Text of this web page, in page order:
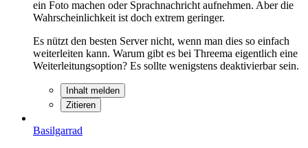
ein Foto machen oder Sprachnachricht aufnehmen. Aber die
Wahrscheinlichkeit ist doch extrem geringer.
Es nützt den besten Server nicht, wenn man dies so einfach
weiterleiten kann. Warum gibt es bei Threema eigentlich eine
Weiterleitungsoption? Es sollte wenigstens deaktivierbar sein.
Inhalt melden
Zitieren
Basilgarrad